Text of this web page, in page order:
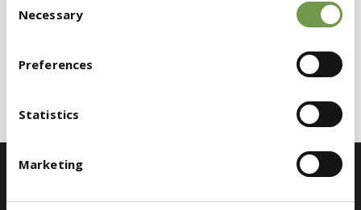
Selection
Necessary
Preferences
Statistics
Marketing
στοχευμένων EPD για κάθε προϊόν ξεχωριστά
BIOCLIMA αποτελεί τον αξιόπιστο συνεργάτη